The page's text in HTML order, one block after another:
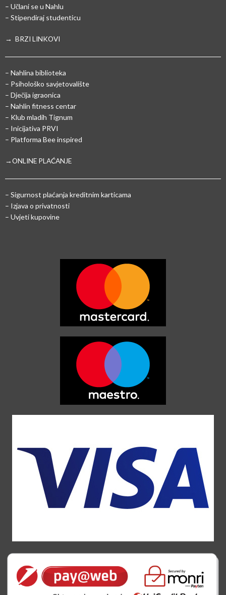
– Učlani se u Nahlu
– Stipendiraj studenticu
→ BRZI LINKOVI
– Nahlina biblioteka
– Psihološko savjetovalište
– Dječija igraonica
– Nahlin fitness centar
– Klub mladih Tignum
– Inicijativa PRVI
– Platforma Bee inspired
→ONLINE PLAĆANJE
– Sigurnost plaćanja kreditnim karticama
– Izjava o privatnosti
– Uvjeti kupovine